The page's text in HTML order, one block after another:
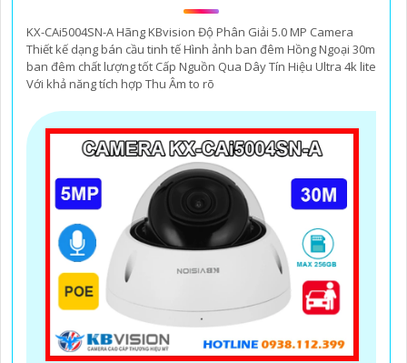
KX-CAi5004SN-A Hãng KBvision Độ Phân Giải 5.0 MP Camera
Thiết kế dạng bán cầu tinh tế Hình ảnh ban đêm Hồng Ngoại 30m
ban đêm chất lượng tốt Cấp Nguồn Qua Dây Tín Hiệu Ultra 4k lite
Với khả năng tích hợp Thu Âm to rõ